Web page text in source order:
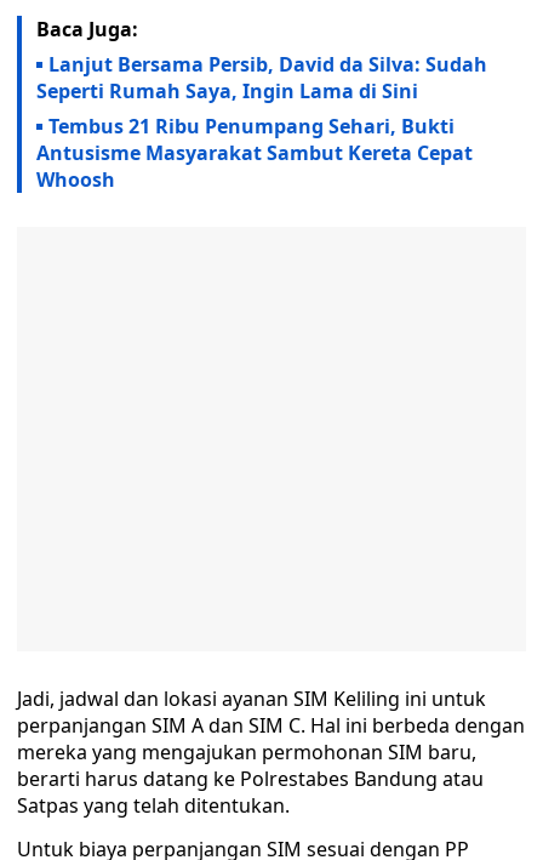
Baca Juga:
Lanjut Bersama Persib, David da Silva: Sudah
Seperti Rumah Saya, Ingin Lama di Sini
Tembus 21 Ribu Penumpang Sehari, Bukti
Antusisme Masyarakat Sambut Kereta Cepat
Whoosh
Jadi, jadwal dan lokasi ayanan SIM Keliling ini untuk
perpanjangan SIM A dan SIM C. Hal ini berbeda dengan
mereka yang mengajukan permohonan SIM baru,
berarti harus datang ke Polrestabes Bandung atau
Satpas yang telah ditentukan.
Untuk biaya perpanjangan SIM sesuai dengan PP